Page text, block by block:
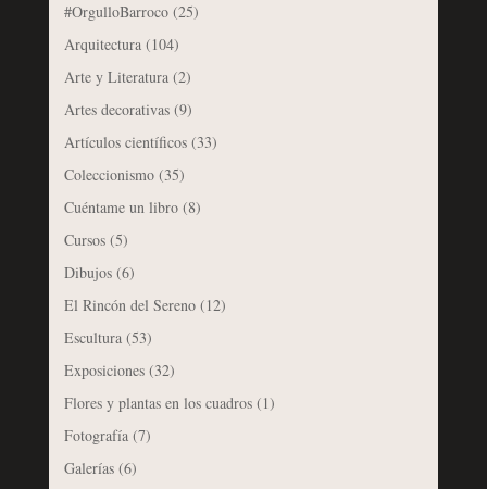
#OrgulloBarroco(25)
Arquitectura(104)
Arte y Literatura(2)
Artes decorativas(9)
Artículos científicos(33)
Coleccionismo(35)
Cuéntame un libro(8)
Cursos(5)
Dibujos(6)
El Rincón del Sereno(12)
Escultura(53)
Exposiciones(32)
Flores y plantas en los cuadros(1)
Fotografía(7)
Galerías(6)